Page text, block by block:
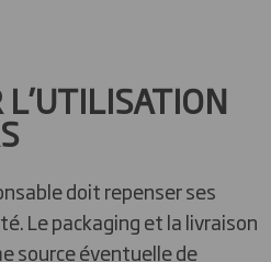
doit repenser ses
Le packaging et la livraison
source éventuelle de